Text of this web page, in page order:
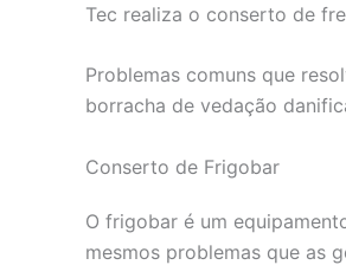
Tec realiza o conserto de
Problemas comuns que
borracha de vedação
Conserto de Frigobar
O frigobar é um
mesmos problemas que as